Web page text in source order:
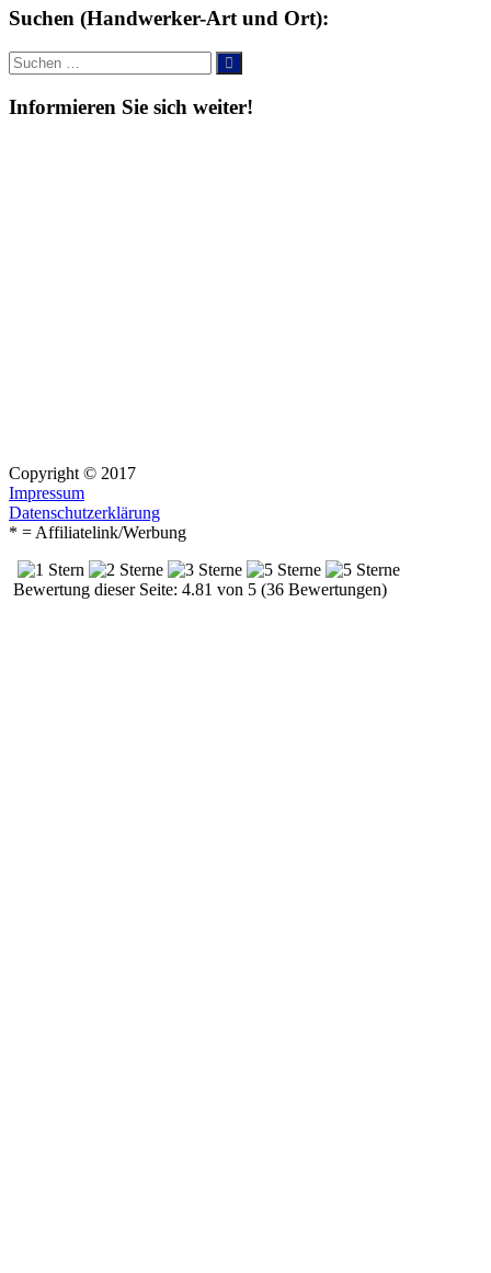
Suchen (Handwerker-Art und Ort):
Suche
nach:
Suchen
Informieren Sie sich weiter!
Copyright © 2017
Impressum
Datenschutzerklärung
* = Affiliatelink/Werbung
Bewertung dieser Seite: 4.81 von 5 (36 Bewertungen)